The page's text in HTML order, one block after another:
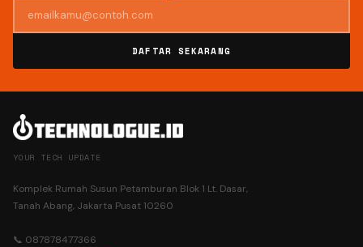
DAFTAR SEKARANG
YOUR TECH UPDATE
Komplek Rumah Susun Petamburan Blok 1 Lt. Dasar,
Tanah Abang, Jakarta Pusat 10260
📞 087878477366